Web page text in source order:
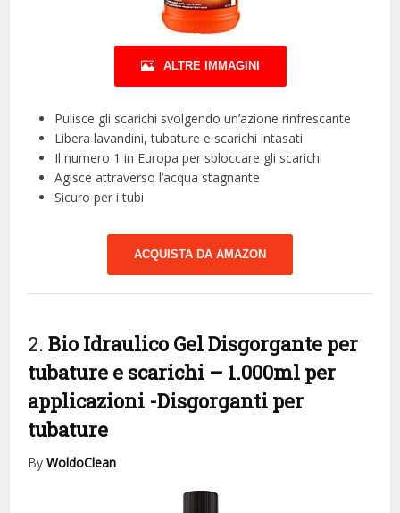
ALTRE IMMAGINI
Pulisce gli scarichi svolgendo un’azione rinfrescante
Libera lavandini, tubature e scarichi intasati
Il numero 1 in Europa per sbloccare gli scarichi
Agisce attraverso l’acqua stagnante
Sicuro per i tubi
ACQUISTA DA AMAZON
2.Bio Idraulico Gel Disgorgante per
tubature e scarichi – 1.000ml per
applicazioni -Disgorganti per
tubature
ByWoldoClean